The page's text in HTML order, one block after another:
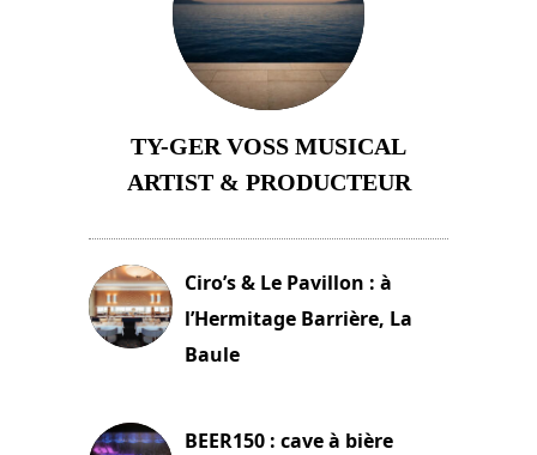
TY-GER VOSS MUSICAL
ARTIST & PRODUCTEUR
Ciro’s & Le Pavillon : à
l’Hermitage Barrière, La
Baule
BEER150 : cave à bière